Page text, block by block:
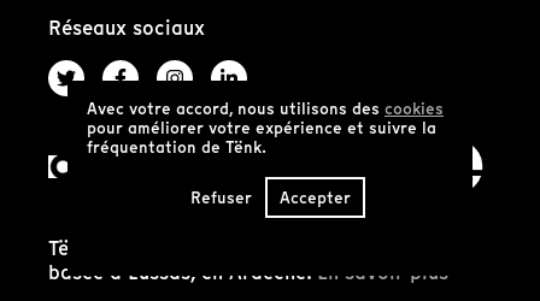
Avec votre accord, nous utilisons des cookies
pour améliorer votre expérience et suivre la
fréquentation de Tënk.
Refuser Accepter
Réseaux sociaux
Tënk est édité par la coopérative SCIC Tënk
basée à Lussas, en Ardèche. En savoir plus